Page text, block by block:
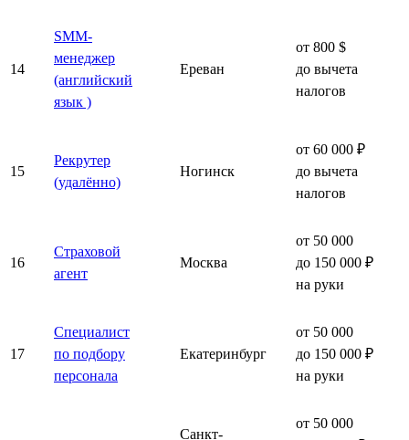
14
SMM-
менеджер
(английский
язык )
Ереван
от 800 $
до вычета
налогов
15
Рекрутер
(удалённо)
Ногинск
от 60 000 ₽
до вычета
налогов
16
Страховой
агент
Москва
от 50 000
до 150 000 ₽
на руки
17
Специалист
по подбору
персонала
Екатеринбург
от 50 000
до 150 000 ₽
на руки
Санкт-
от 50 000